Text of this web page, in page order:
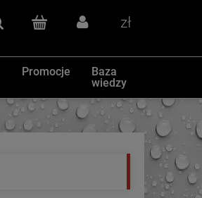
Promocje
Baza
wiedzy